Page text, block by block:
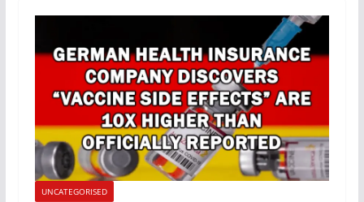
UNCATEGORISED